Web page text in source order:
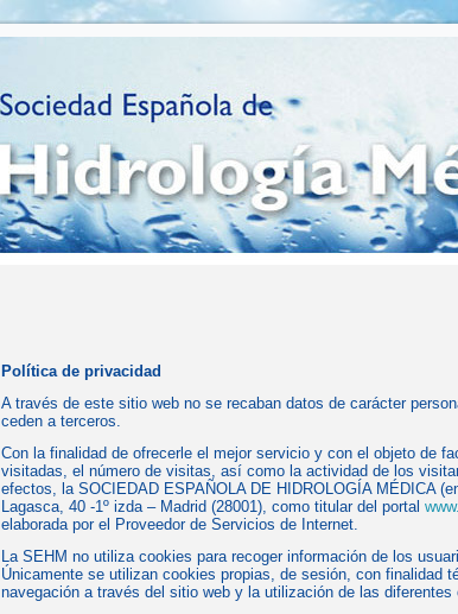
Política de privacidad
A través de este sitio web no se recaban datos de carácter
ceden a terceros.
Con la finalidad de ofrecerle el mejor servicio y con el objeto de
visitadas, el número de visitas, así como la actividad de los
efectos, la SOCIEDAD ESPAÑOLA DE HIDROLOGÍA MÉDICA
Lagasca, 40 -1º izda – Madrid (28001), como titular del portal
elaborada por el Proveedor de Servicios de Internet.
La SEHM no utiliza cookies para recoger información de los
Únicamente se utilizan cookies propias, de sesión, con finalidad
navegación a través del sitio web y la utilización de las